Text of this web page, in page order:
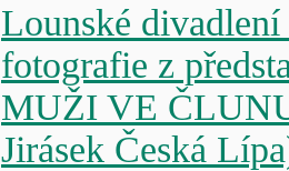
Lounské
fotografie z
MUŽI VE
Jirásek Česká